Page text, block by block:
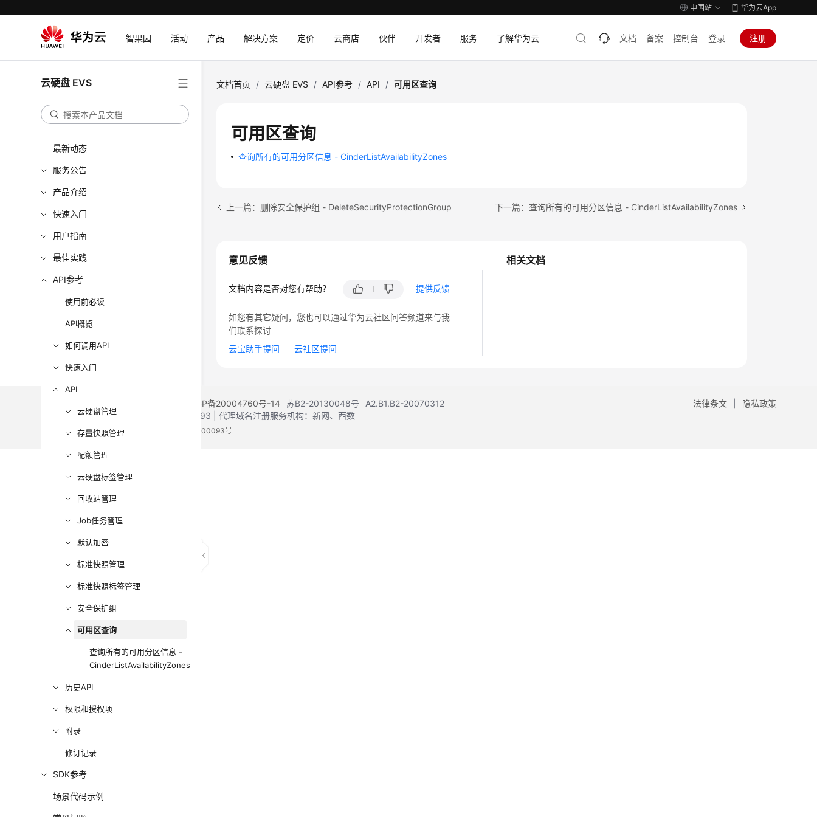
中国站 华为云App
智果园 活动 产品 解决方案 定价 云商店 伙伴 开发者 服务 了解华为云 文档 备案 控制台 登录 注册
云硬盘 EVS
最新动态
服务公告
产品介绍
快速入门
用户指南
最佳实践
API参考
使用前必读
API概览
如何调用API
快速入门
API
云硬盘管理
存量快照管理
配额管理
云硬盘标签管理
回收站管理
Job任务管理
默认加密
标准快照管理
标准快照标签管理
安全保护组
可用区查询
查询所有的可用分区信息 -
CinderListAvailabilityZones
历史API
权限和授权项
附录
修订记录
SDK参考
场景代码示例
文档首页 / 云硬盘 EVS / API参考 / API / 可用区查询
可用区查询
查询所有的可用分区信息 - CinderListAvailabilityZones
上一篇：删除安全保护组 - DeleteSecurityProtectionGroup 下一篇：查询所有的可用分区信息 - CinderListAvailabilityZones
相关文档
意见反馈
文档内容是否对您有帮助？ 提供反馈
如您有其它疑问，您也可以通过华为云社区问答频道来与我
们联系探讨
云宝助手提问
云社区提问
法律条文 隐私政策
黔ICP备20004760号-14 苏B2-20130048号
A2.B1.B2-20070312
增值电信业务经营许可证：B1.B2-20200593 | 代理域名注册服务机构：新网、西数
电子营业执照 贵公网安备 52990002000093号